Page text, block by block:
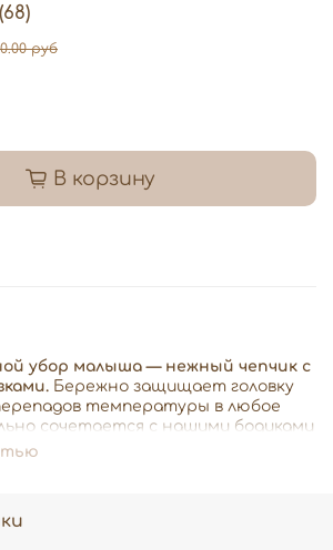
руб
В корзину
убор малыша — нежный чепчик с
Бережно защищает головку
температуры в любое
сочетается с нашими бодиками
тепло, уют и стиль с